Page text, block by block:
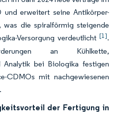
und erweitert seine Antikörper-
was die spiralförmig steigende
Versorgung verdeutlicht [1].
an Kühlkette,
Analytik bei Biologika festigen
CDMOs mit nachgewiesenen
der Fertigung in